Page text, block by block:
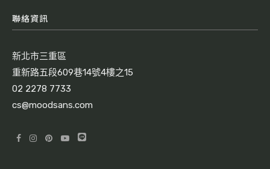
聯絡資訊
新北市三重區
重新路五段609巷14號4樓之15
02 2278 7733
cs@moodsans.com